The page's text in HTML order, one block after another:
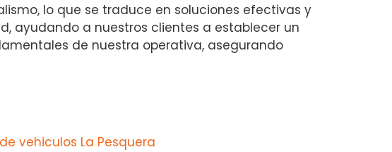
lo que se traduce en soluciones efectivas y
ayudando a nuestros clientes a establecer un
de nuestra operativa, asegurando
vehiculos La Pesquera